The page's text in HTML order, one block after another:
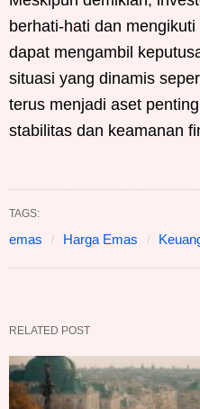
berhati-hati dan
dapat mengambil
situasi yang dinamis
terus menjadi aset
stabilitas dan keamanan
TAGS:
emas Harga Emas
RELATED POST